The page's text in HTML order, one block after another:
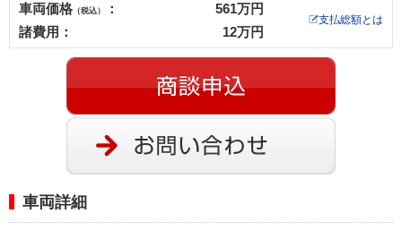
車両価格 （税込） ： 561万円
支払総額とは
諸費用： 12万円
車両詳細